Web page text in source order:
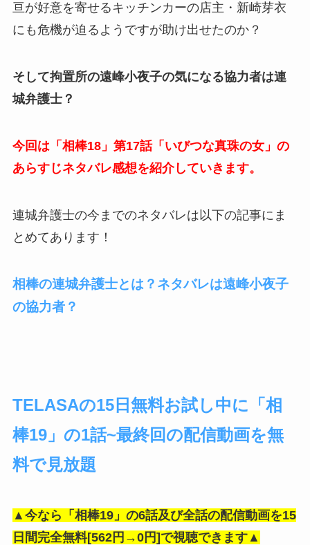
亘が好意を寄せるキッチンカーの店主・新崎芽衣
にも危機が迫るようですが助け出せたのか？
そして拘置所の遠峰小夜子の気になる協力者は連
城弁護士？
今回は「相棒18」第17話「いびつな真珠の女」の
あらすじネタバレ感想を紹介していきます。
連城弁護士の今までのネタバレは以下の記事にま
とめてあります！
相棒の連城弁護士とは？ネタバレは遠峰小夜子
の協力者？
TELASAの15日無料お試し中に「相
棒19」の1話~最終回の配信動画を無
料で見放題
▲今なら「相棒19」の6話及び全話の配信動画を15
日間完全無料[562円→0円]で視聴できます▲